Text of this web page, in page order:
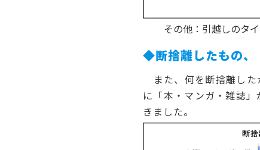
その他：引越
◆断捨離したもの、
また、何を断捨離した
に「本・マンガ・雑誌
きました。